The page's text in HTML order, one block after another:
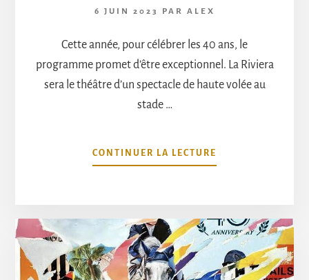
6 JUIN 2023 PAR ALEX
Cette année, pour célébrer les 40 ans, le
programme promet d’être exceptionnel. La Riviera
sera le théâtre d’un spectacle de haute volée au
stade …
CONTINUER LA LECTURE
PROPOSJUMPING
MEILLEURS
CAVALIERS
DU
MONDE